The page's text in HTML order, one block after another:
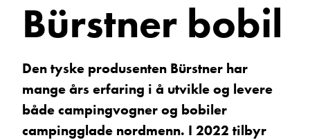
Morten Tordal
Avdelingsleder
Vis telefon
Bürstner bobil
Den tyske produsenten Bürstner har
mange års erfaring i å utvikle og levere
både campingvogner og bobiler
campingglade nordmenn. I 2022 tilbyr